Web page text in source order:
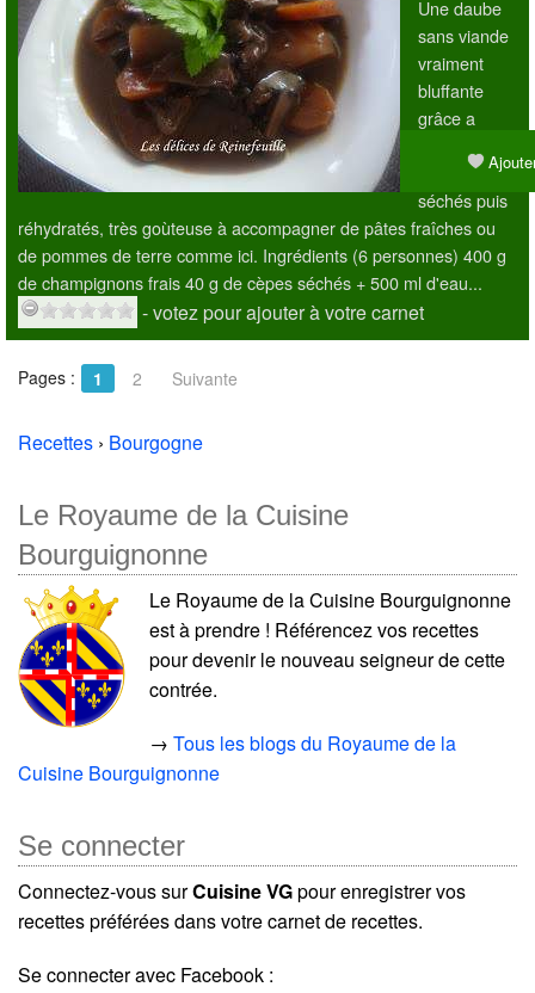
Une daube
sans viande
vraiment
bluffante
grâce a
séchés puis
réhydratés, très goùteuse à accompagner de pâtes fraîches ou
de pommes de terre comme ici. Ingrédients (6 personnes) 400 g
de champignons frais 40 g de cèpes séchés + 500 ml d'eau...
- votez pour ajouter à votre carnet
Pages : 1 2 Suivante
Recettes › Bourgogne
Le Royaume de la Cuisine
Bourguignonne
Le Royaume de la Cuisine Bourguignonne
est à prendre ! Référencez vos recettes
pour devenir le nouveau seigneur de cette
contrée.
→ Tous les blogs du Royaume de la
Cuisine Bourguignonne
Se connecter
Connectez-vous surCuisine VGpour enregistrer vos
recettes préférées dans votre carnet de recettes.
Se connecter avec Facebook :